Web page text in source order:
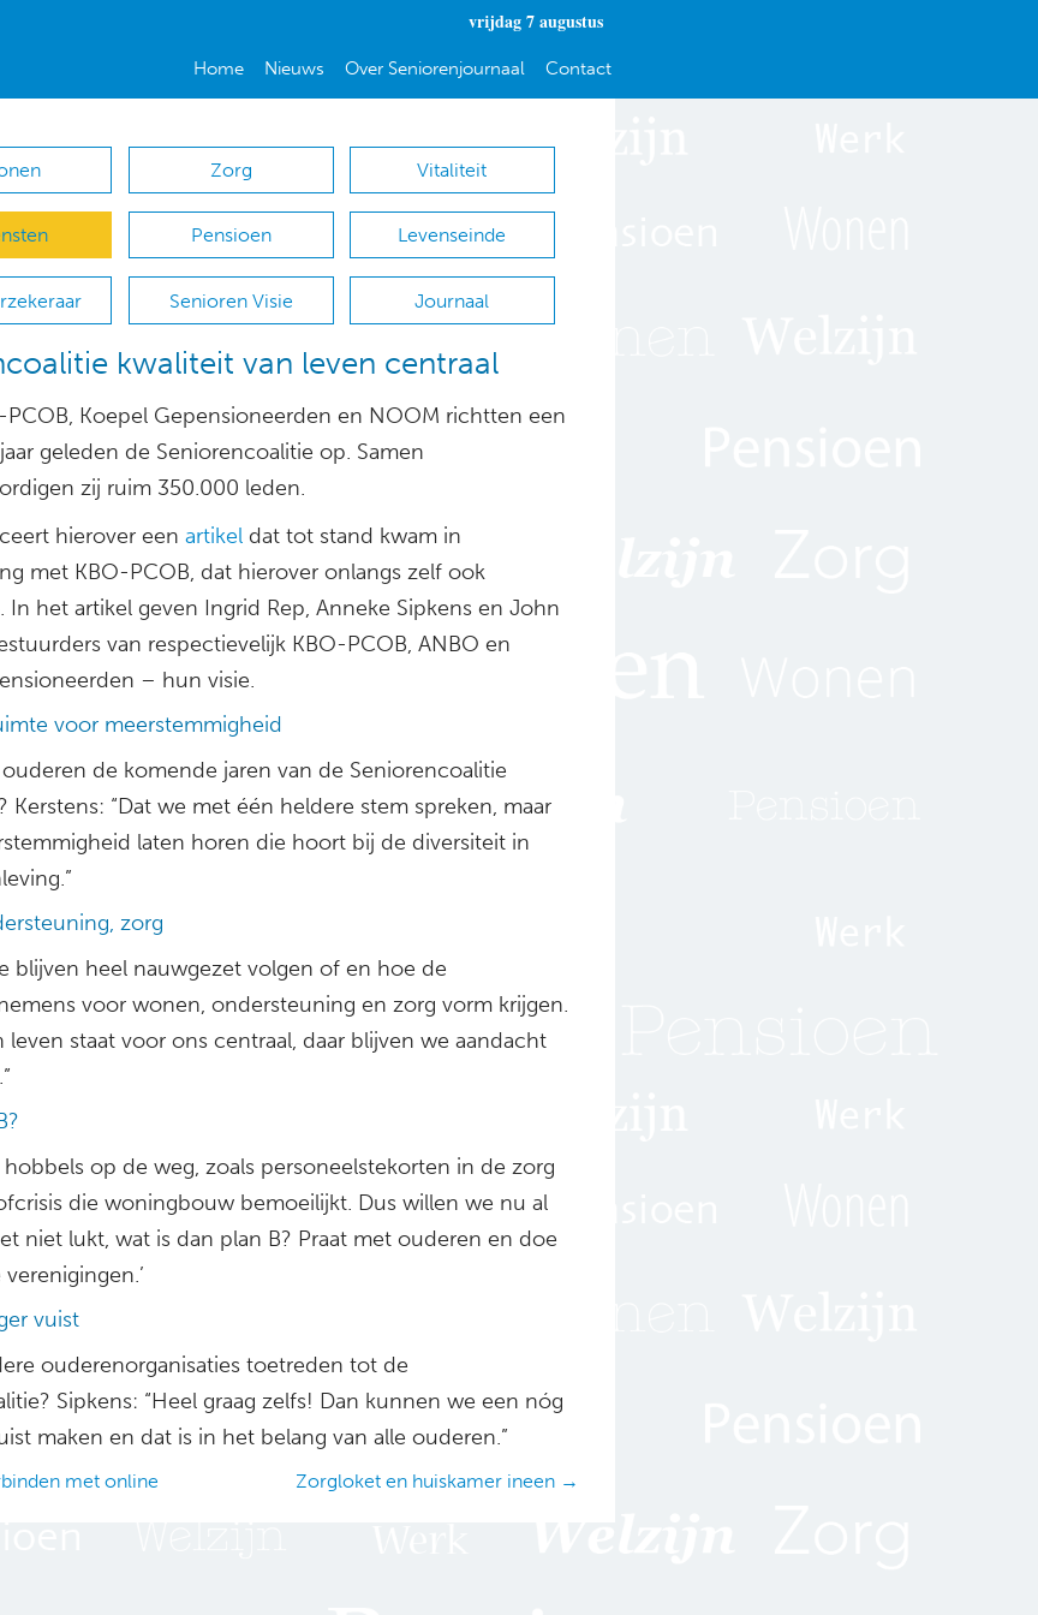
vrijdag 7 augustus
Home Nieuws Over Seniorenjournaal Contact
Zorg Vitaliteit
Pensioen Levenseinde
Senioren Visie Journaal
kwaliteit van leven centraal
PCOB, Koepel Gepensioneerden en NOOM richtten een
geleden de Seniorencoalitie op. Samen
zij ruim 350.000 leden.
hierover een artikel dat tot stand kwam in
met KBO-PCOB, dat hierover onlangs zelf ook
. In het artikel geven Ingrid Rep, Anneke Sipkens en John
van respectievelijk KBO-PCOB, ANBO en
– hun visie.
voor meerstemmigheid
de komende jaren van de Seniorencoalitie
Kerstens: “Dat we met één heldere stem spreken, maar
laten horen die hoort bij de diversiteit in
zorg
blijven heel nauwgezet volgen of en hoe de
voor wonen, ondersteuning en zorg vorm krijgen.
leven staat voor ons centraal, daar blijven we aandacht
hobbels op de weg, zoals personeelstekorten in de zorg
die woningbouw bemoeilijkt. Dus willen we nu al
niet lukt, wat is dan plan B? Praat met ouderen en doe
vuist
ouderenorganisaties toetreden tot de
Sipkens: “Heel graag zelfs! Dan kunnen we een nóg
maken en dat is in het belang van alle ouderen.”
met online
Zorgloket en huiskamer ineen →